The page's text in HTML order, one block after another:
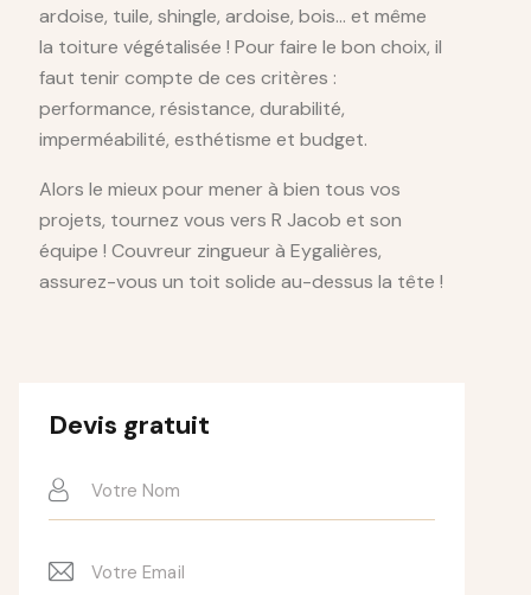
ardoise, tuile, shingle, ardoise, bois… et même
la toiture végétalisée ! Pour faire le bon choix, il
faut tenir compte de ces critères :
performance, résistance, durabilité,
imperméabilité, esthétisme et budget.
Alors le mieux pour mener à bien tous vos
projets, tournez vous vers R Jacob et son
équipe ! Couvreur zingueur à Eygalières,
assurez-vous un toit solide au-dessus la tête !
Devis gratuit